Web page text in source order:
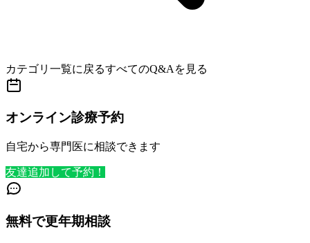
カテゴリ一覧に戻るすべてのQ&Aを見る
オンライン診療予約
自宅から専門医に相談できます
友達追加して予約！
無料で更年期相談